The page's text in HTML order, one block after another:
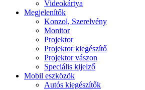
Videokártya
Megjelenítők
Konzol, Szerelvény
Monitor
Projektor
Projektor kiegészítő
Projektor vászon
Speciális kijelző
Mobil eszközök
Autós kiegészítők